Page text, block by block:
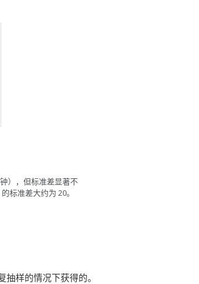
），但标准差显著不
标准差大约为 20。
样的情况下获得的。